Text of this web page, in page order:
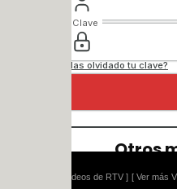
[ Ver más Vídeos didácticos ]